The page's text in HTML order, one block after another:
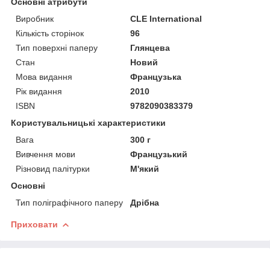
Виробник
CLE International
Кількість сторінок
96
Тип поверхні паперу
Глянцева
Стан
Новий
Мова видання
Французька
Рік видання
2010
ISBN
9782090383379
Користувальницькі характеристики
Вага
300 г
Вивчення мови
Французький
Різновид палітурки
М'який
Основні
Тип поліграфічного паперу
Дрібна
Приховати